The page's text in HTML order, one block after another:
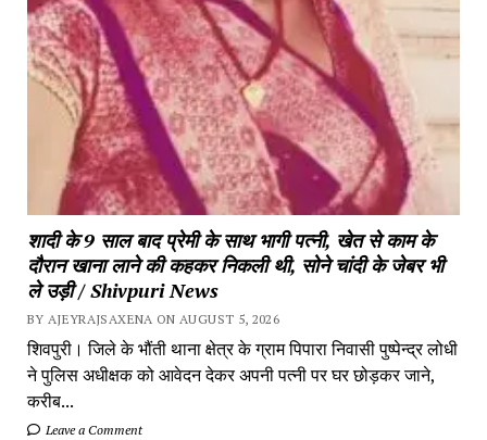
शादी के 9 साल बाद प्रेमी के साथ भागी पत्नी, खेत से काम के
दौरान खाना लाने की कहकर निकली थी, सोने चांदी के जेबर भी
ले उड़ी / Shivpuri News
BY AJEYRAJSAXENA ON AUGUST 5, 2026
शिवपुरी। जिले के भौंती थाना क्षेत्र के ग्राम पिपारा निवासी पुष्पेन्द्र लोधी
ने पुलिस अधीक्षक को आवेदन देकर अपनी पत्नी पर घर छोड़कर जाने,
करीब...
Leave a Comment